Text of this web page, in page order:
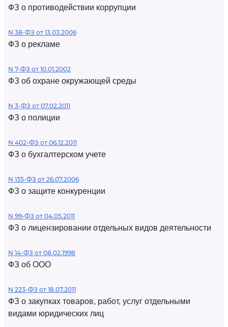
ФЗ о противодействии коррупции
N 38-ФЗ от 13.03.2006
ФЗ о рекламе
N 7-ФЗ от 10.01.2002
ФЗ об охране окружающей среды
N 3-ФЗ от 07.02.2011
ФЗ о полиции
N 402-ФЗ от 06.12.2011
ФЗ о бухгалтерском учете
N 135-ФЗ от 26.07.2006
ФЗ о защите конкуренции
N 99-ФЗ от 04.05.2011
ФЗ о лицензировании отдельных видов деятельности
N 14-ФЗ от 08.02.1998
ФЗ об ООО
N 223-ФЗ от 18.07.2011
ФЗ о закупках товаров, работ, услуг отдельными
видами юридических лиц